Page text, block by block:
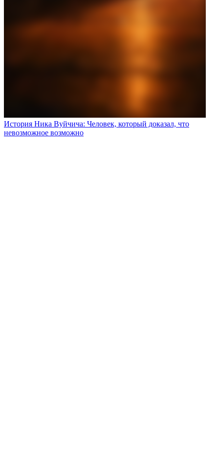
История Ника Вуйчича: Человек, который доказал, что
невозможное возможно